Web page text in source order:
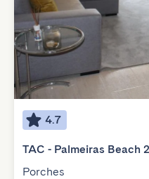
4.7
TAC - Palmeiras Beach
Porches